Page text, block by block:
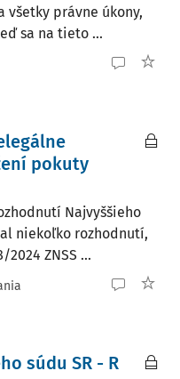
právne úkony,
sa na tieto ...
pokuty
Najvyššieho
niekoľko rozhodnutí,
ZNSS ...
súdu SR - R